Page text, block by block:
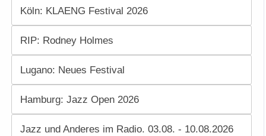
Köln: KLAENG Festival 2026
RIP: Rodney Holmes
Lugano: Neues Festival
Hamburg: Jazz Open 2026
Jazz und Anderes im Radio. 03.08. - 10.08.2026